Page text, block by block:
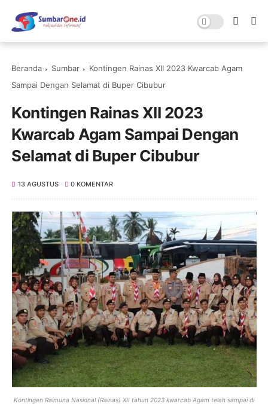
Beranda Sumbar
Kontingen Rainas XII 2023 Kwarcab Agam
Sampai Dengan Selamat di Buper Cibubur
Kontingen Rainas XII 2023
Kwarcab Agam Sampai Dengan
Selamat di Buper Cibubur
13 AGUSTUS 0 KOMENTAR
Kontingen Raimuna Nasional (Rainas) XII tahun 2023 kwarcab Agam telah sampai di